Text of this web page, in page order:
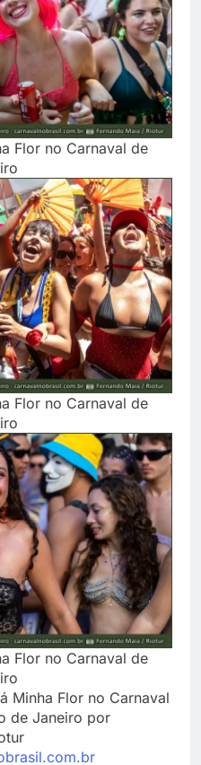
Flor no Carnaval de
Flor no Carnaval de
Flor no Carnaval de
Minha Flor no Carnaval
de Janeiro por